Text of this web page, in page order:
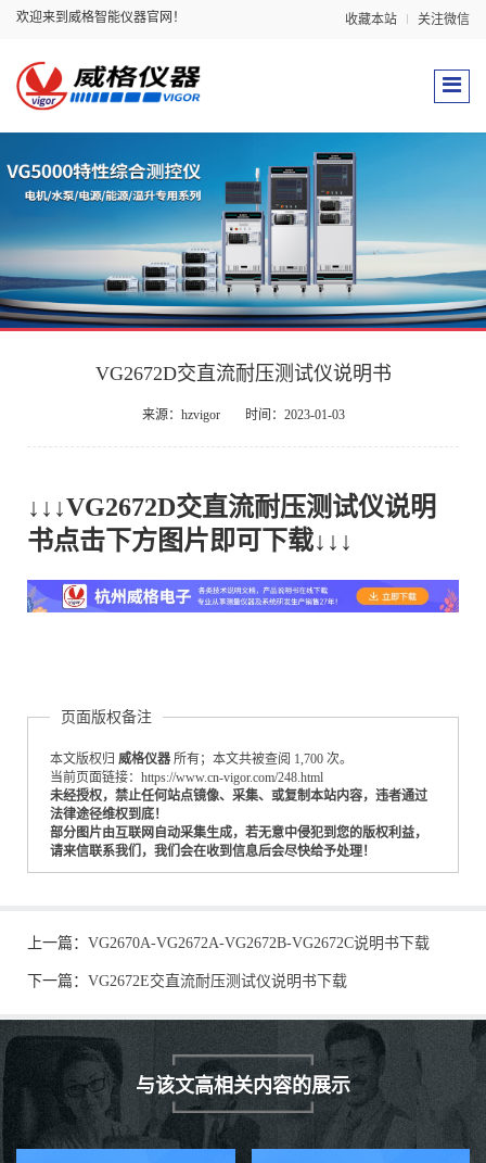
欢迎来到威格智能仪器官网！ 收藏本站 关注微信
VG2672D交直流耐压测试仪说明书
来源：hzvigor 时间：2023-01-03
↓↓↓VG2672D交直流耐压测试仪说明
书点击下方图片即可下载↓↓↓
页面版权备注
本文版权归 威格仪器 所有；本文共被查阅 1,700 次。
当前页面链接：https://www.cn-vigor.com/248.html
未经授权，禁止任何站点镜像、采集、或复制本站内容，违者通过
法律途径维权到底！
部分图片由互联网自动采集生成，若无意中侵犯到您的版权利益，
请来信联系我们，我们会在收到信息后会尽快给予处理！
上一篇： VG2670A-VG2672A-VG2672B-VG2672C说明书下载
下一篇： VG2672E交直流耐压测试仪说明书下载
与该文高相关内容的展示